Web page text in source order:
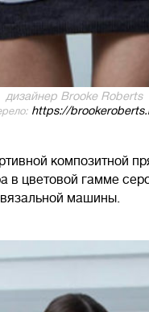
дизайнер Brooke Roberts
https://
композитной
в цветовой гамме
машины.